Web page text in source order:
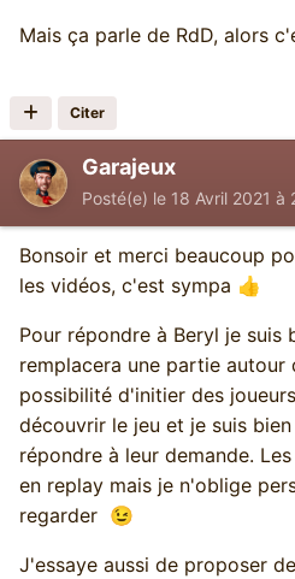
Mais ça parle de RdD, alors
Citer
Garajeux
Posté(e) le 18 Avril 2021 à
Bonsoir et merci beaucoup
les vidéos, c'est sympa 👍
Pour répondre à Beryl je suis
remplacera une partie autour
possibilité d'initier des
découvrir le jeu et je suis
répondre à leur demande.
en replay mais je n'oblige
regarder 😉
J'essaye aussi de proposer